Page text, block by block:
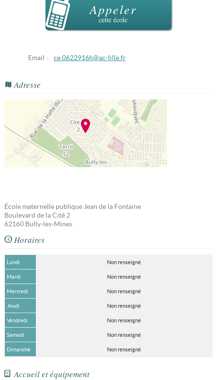
Appeler
cette école
Email : ce.0622916h@ac-lille.fr
Adresse
École maternelle publique Jean de la Fontaine
Boulevard de la Cité 2
62160 Bully-les-Mines
Horaires
Lundi Non renseigné
Mardi Non renseigné
Mercredi Non renseigné
Jeudi Non renseigné
Vendredi Non renseigné
Samedi Non renseigné
Dimanche Non renseigné
Accueil et équipement